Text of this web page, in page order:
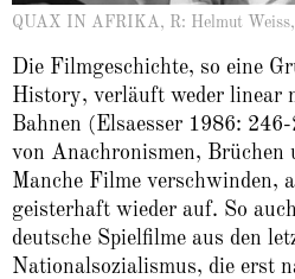
QUAX IN AFRIKA, R: Helmut
Die Filmgeschichte, so eine
History, verläuft weder linear
Bahnen (Elsaesser 1986:
von Anachronismen, Brüchen
Manche Filme verschwinden,
geisterhaft wieder auf. So
deutsche Spielfilme aus den
Nationalsozialismus, die erst